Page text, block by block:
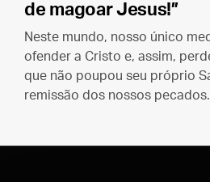
de magoar Jesus!”
Neste mundo, nosso único
ofender a Cristo e, assim,
que não poupou seu próprio
remissão dos nossos pecados.